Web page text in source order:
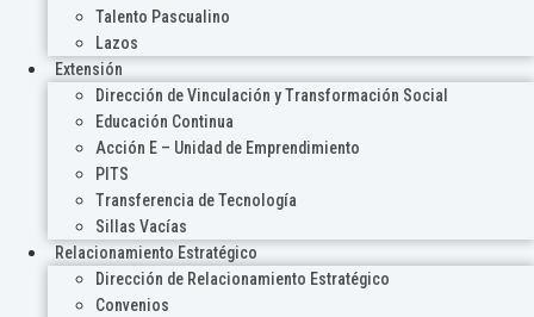
Talento Pascualino
Lazos
Extensión
Dirección de Vinculación y Transformación Social
Educación Continua
Acción E – Unidad de Emprendimiento
PITS
Transferencia de Tecnología
Sillas Vacías
Relacionamiento Estratégico
Dirección de Relacionamiento Estratégico
Convenios